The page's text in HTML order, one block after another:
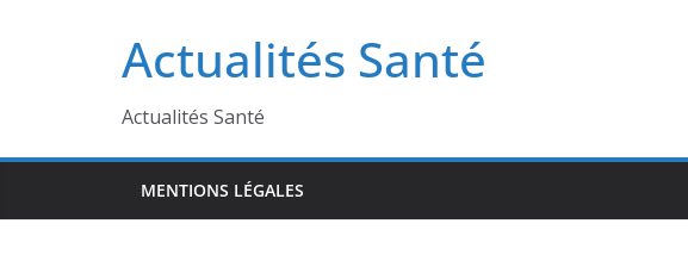
Actualités Santé
Actualités Santé
MENTIONS LÉGALES